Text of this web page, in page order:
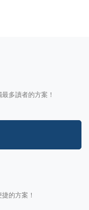
多讀者的方案！
的方案！